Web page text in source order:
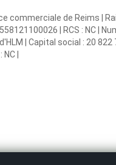
de Reims |
| RCS : NC |
| Capital social : 20 822
|